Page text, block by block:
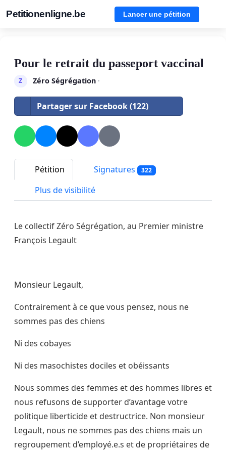
Petitionenligne.be Lancer une pétition
Pour le retrait du passeport vaccinal
Z Zéro Ségrégation·
Partager sur Facebook (122)
Pétition Signatures 322
Plus de visibilité
Le collectif Zéro Ségrégation, au Premier ministre
François Legault
Monsieur Legault,
Contrairement à ce que vous pensez, nous ne
sommes pas des chiens
Ni des cobayes
Ni des masochistes dociles et obéissants
Nous sommes des femmes et des hommes libres et
nous refusons de supporter d’avantage votre
politique liberticide et destructrice. Non monsieur
Legault, nous ne sommes pas des chiens mais un
regroupement d’employé.e.s et de propriétaires de